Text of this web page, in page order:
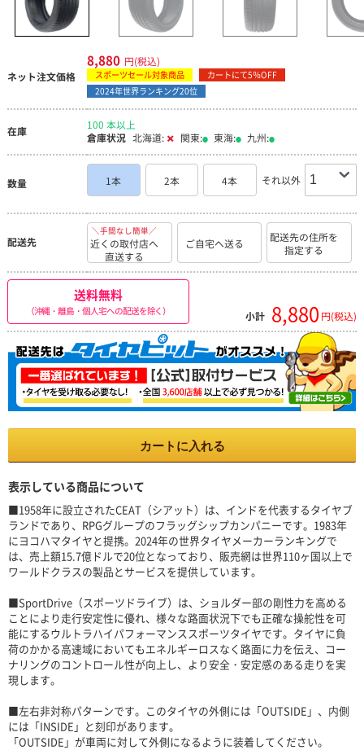
ネット注文価格
8,880 円(税込)
スポーツセール対象商品
カートにて5％OFF
2024年世界ランキング20位
在庫
100 本以上
倉庫状況 北海道: 関東: 東海: 九州:
数量 1本 2本 4本 それ以外
配送先
＼手間なし簡単／
近くの取付店へ
直送する
ご自宅へ送る
配送先の住所を
指定する
送料無料
（沖縄・離島・個人宅への配送を除く） 小計 8,880 円(税込)
カートに入れる
表示している商品について
■1958年に設立されたCEAT（シアット）は、インドを代表するタイヤブ
ランドであり、RPGグループのフラッグシップカンパニーです。1983年
にヨコハマタイヤと提携。2024年の世界タイヤメーカーランキングで
は、売上額15.7億ドルで20位となっており、販売網は世界110ヶ国以上で
ワールドクラスの製品とサービスを提供しています。
■SportDrive（スポーツドライブ）は、ショルダー部の剛性力を高める
ことにより走行安定性に優れ、様々な路面状況下でも正確な操舵性を可
能にするウルトラハイパフォーマンススポーツタイヤです。タイヤに負
荷のかかる高速域においてもエネルギーロスなく路面に力を伝え、コー
ナリングのコントロール性が向上し、より安全・安定感のある走りを実
現します。
■左右非対称パターンです。このタイヤの外側には「OUTSIDE」、内側
には「INSIDE」と刻印があります。
「OUTSIDE」が車両に対して外側になるように装着してください。